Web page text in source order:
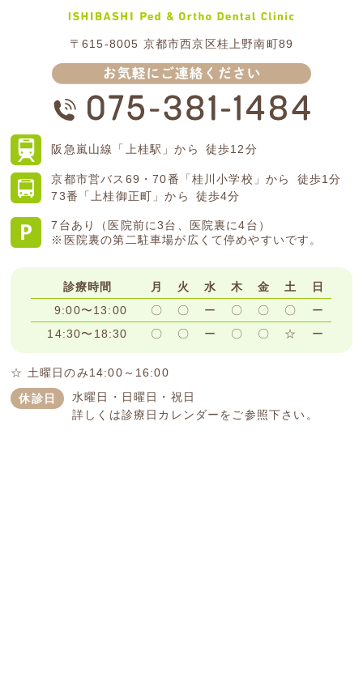
〒615-8005 京都市西京区桂上野南町89
阪急嵐山線 「上桂駅」から 徒歩12分
京都市営バス 69・70番「桂川小学校」から 徒歩1分
73番「上桂御正町」から 徒歩4分
7台あり（医院前に3台、医院裏に4台）
※医院裏の第二駐車場が広くて停めやすいです。
診療時間 月 火 水 木 金 土
日
9:00〜13:00
〇 〇 ー 〇 〇 〇
ー
14:30〜18:30
〇 〇 ー 〇 〇 ☆ ー
☆ 土曜日のみ14:00～16:00
休診日
水曜日・日曜日・祝日
詳しくは診療日カレンダーをご参照下さい。